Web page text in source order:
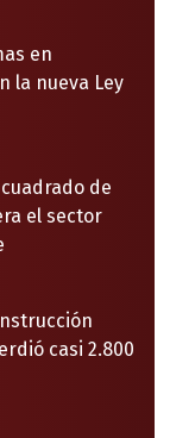
en
la nueva Ley
de
el sector
casi 2.800